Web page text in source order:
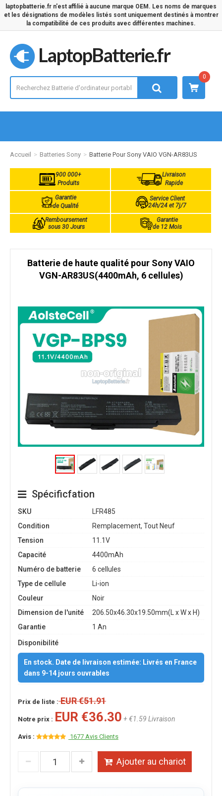
laptopbatterie.fr n'est affilié à aucune marque OEM. Les noms de marques
et les désignations de modèles listés sont uniquement destinés à montrer
la compatibilité de ces produits avec différentes machines.
LaptopBatterie.fr
0
Accueil Batteries Sony Batterie Pour Sony VAIO VGN-AR83US
900 000+
Produits
Livraison
Rapide
Garantie
de Qualité
Service Client
24h/24 et 7j/7
Remboursement
sous 30 Jours
Garantie
de 12 Mois
Batterie de haute qualité pour Sony VAIO
VGN-AR83US(4400mAh, 6 cellules)
Spécificfation
SKU
LFR485
Condition
Remplacement, Tout Neuf
Tension
11.1V
Capacité
4400mAh
Numéro de batterie
6 cellules
Type de cellule
Li-ion
Couleur
Noir
Dimension de l'unité
206.50x46.30x19.50mm(L x W x H)
Garantie
1 An
Disponibilité
En stock. Date de livraison estimée: Livrés en France
dans 9-14 jours ouvrables
Prix de liste :EUR €51.91
Notre prix : EUR €36.30 + €1.59 Livraison
Avis : 1677 Avis Clients
Ajouter au chariot